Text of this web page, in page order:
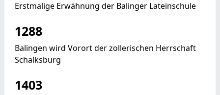
Erstmalige Erwähnung der Balinger Lateinschule
1288
Balingen wird Vorort der zollerischen Herrschaft
Schalksburg
1403